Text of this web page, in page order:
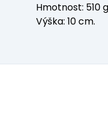
Hmotnost: 510
Výška: 10 cm.